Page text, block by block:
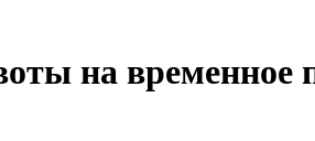
на временное